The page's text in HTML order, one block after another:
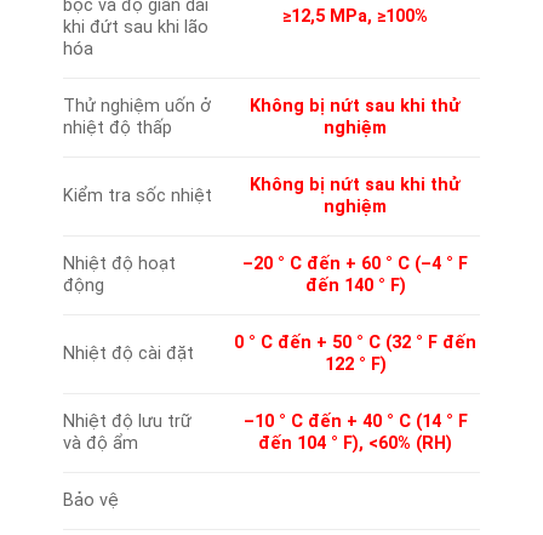
bọc và độ giãn dài
khi đứt sau khi lão
hóa
≥12,5 MPa, ≥100%
Thử nghiệm uốn ở
nhiệt độ thấp
Không bị nứt sau khi thử
nghiệm
Kiểm tra sốc nhiệt
Không bị nứt sau khi thử
nghiệm
Nhiệt độ hoạt
động
–20 ° C đến + 60 ° C (–4 ° F
đến 140 ° F)
Nhiệt độ cài đặt
0 ° C đến + 50 ° C (32 ° F đến
122 ° F)
Nhiệt độ lưu trữ
và độ ẩm
–10 ° C đến + 40 ° C (14 ° F
đến 104 ° F), <60% (RH)
Bảo vệ